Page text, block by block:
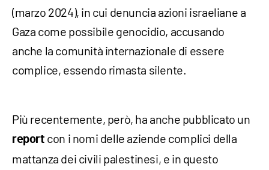
(marzo 2024), in cui denuncia azioni israeliane a
Gaza come possibile genocidio, accusando
anche la comunità internazionale di essere
complice, essendo rimasta silente.
Più recentemente, però, ha anche pubblicato un
report con i nomi delle aziende complici della
mattanza dei civili palestinesi, e in questo